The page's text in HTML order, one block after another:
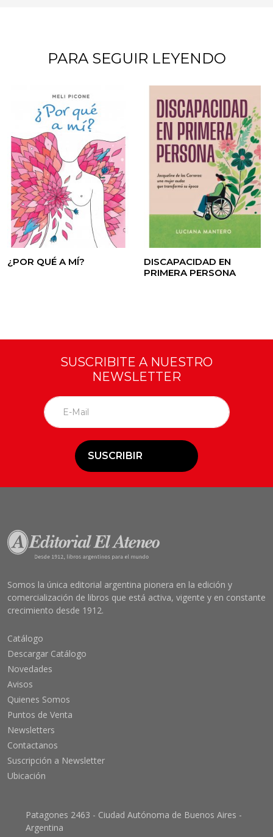
PARA SEGUIR LEYENDO
¿POR QUÉ A MÍ?
DISCAPACIDAD EN
PRIMERA PERSONA
SUSCRIBITE A NUESTRO
NEWSLETTER
SUSCRIBIR
Somos la única editorial argentina pionera en la edición y
comercialización de libros que está activa, vigente y en constante
crecimiento desde 1912.
Catálogo
Descargar Catálogo
Novedades
Avisos
Quienes Somos
Puntos de Venta
Newsletters
Contactanos
Suscripción a Newsletter
Ubicación
Patagones 2463 - Ciudad Autónoma de Buenos Aires -
Argentina